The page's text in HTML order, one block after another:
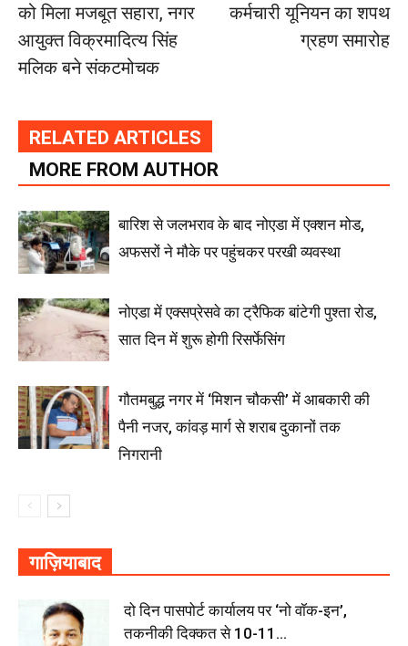
को मिला मजबूत सहारा, नगर
आयुक्त विक्रमादित्य सिंह
मलिक बने संकटमोचक
कर्मचारी यूनियन का शपथ
ग्रहण समारोह
RELATED ARTICLES
MORE FROM AUTHOR
बारिश से जलभराव के बाद नोएडा में एक्शन मोड,
अफसरों ने मौके पर पहुंचकर परखी व्यवस्था
नोएडा में एक्सप्रेसवे का ट्रैफिक बांटेगी पुश्ता रोड,
सात दिन में शुरू होगी रिसर्फेसिंग
गौतमबुद्ध नगर में ‘मिशन चौकसी’ में आबकारी की
पैनी नजर, कांवड़ मार्ग से शराब दुकानों तक
निगरानी
गाज़ियाबाद
दो दिन पासपोर्ट कार्यालय पर ‘नो वॉक-इन’,
तकनीकी दिक्कत से 10-11...